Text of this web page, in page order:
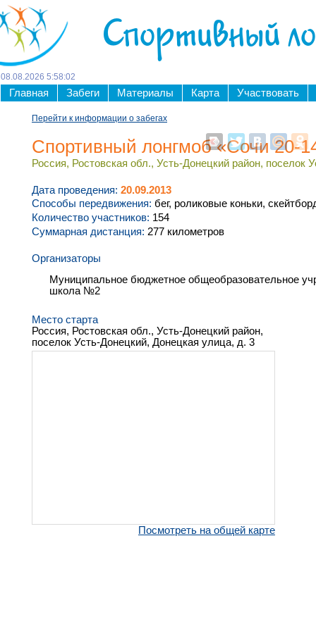
Спортивный
08 08 2026 5:58:03
Главная Забеги Материалы Карта Участвовать
Перейти к информации о забегах
Спортивный лонгмоб «Сочи 20-
Россия, Ростовская обл., Усть-Донецкий район, поселок
Дата проведения: 20.09.2013
Способы передвижения: бег, роликовые коньки,
Количество участников: 154
Суммарная дистанция: 277 километров
Организаторы
Муниципальное бюджетное общеобразовательное
школа №2
Место старта
Россия, Ростовская обл., Усть-Донецкий район,
поселок Усть-Донецкий, Донецкая улица, д. 3
Посмотреть на общей карте